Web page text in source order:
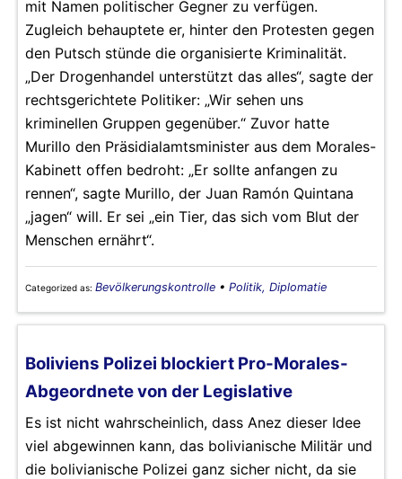
mit Namen politischer Gegner zu verfügen.
Zugleich behauptete er, hinter den Protesten gegen
den Putsch stünde die organisierte Kriminalität.
„Der Drogenhandel unterstützt das alles“, sagte der
rechtsgerichtete Politiker: „Wir sehen uns
kriminellen Gruppen gegenüber.“ Zuvor hatte
Murillo den Präsidialamtsminister aus dem Morales-
Kabinett offen bedroht: „Er sollte anfangen zu
rennen“, sagte Murillo, der Juan Ramón Quintana
„jagen“ will. Er sei „ein Tier, das sich vom Blut der
Menschen ernährt“.
Categorized as: Bevölkerungskontrolle • Politik, Diplomatie
Boliviens Polizei blockiert Pro-Morales-
Abgeordnete von der Legislative
Es ist nicht wahrscheinlich, dass Anez dieser Idee
viel abgewinnen kann, das bolivianische Militär und
die bolivianische Polizei ganz sicher nicht, da sie